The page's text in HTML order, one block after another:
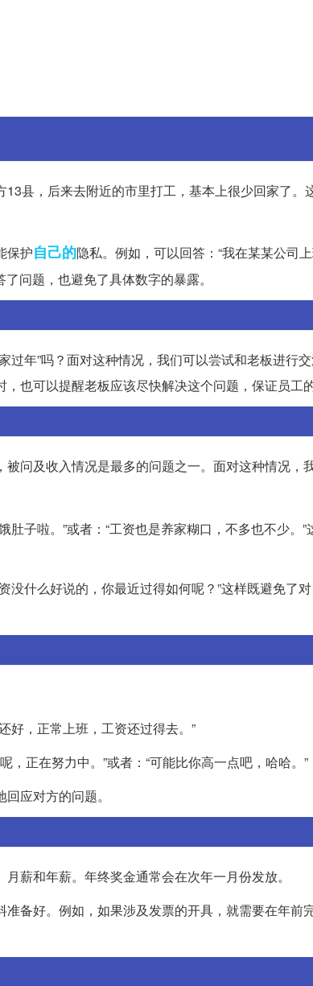
县，后来去附近的市里打工，基本上很少回家了。
保护自己的隐私。例如，可以回答：“我在某某公司
问题，也避免了具体数字的暴露。
年”吗？面对这种情况，我们可以尝试和老板进行
也可以提醒老板应该尽快解决这个问题，保证员工的
问及收入情况是最多的问题之一。面对这种情况，
子啦。”或者：“工资也是养家糊口，不多也不少。”
什么好说的，你最近过得如何呢？”这样既避免了
好，正常上班，工资还过得去。”
正在努力中。”或者：“可能比你高一点吧，哈哈。”
应对方的问题。
薪和年薪。年终奖金通常会在次年一月份发放。
备好。例如，如果涉及发票的开具，就需要在年前